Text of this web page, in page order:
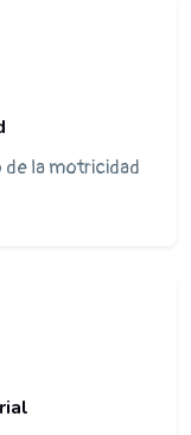
de la motricidad